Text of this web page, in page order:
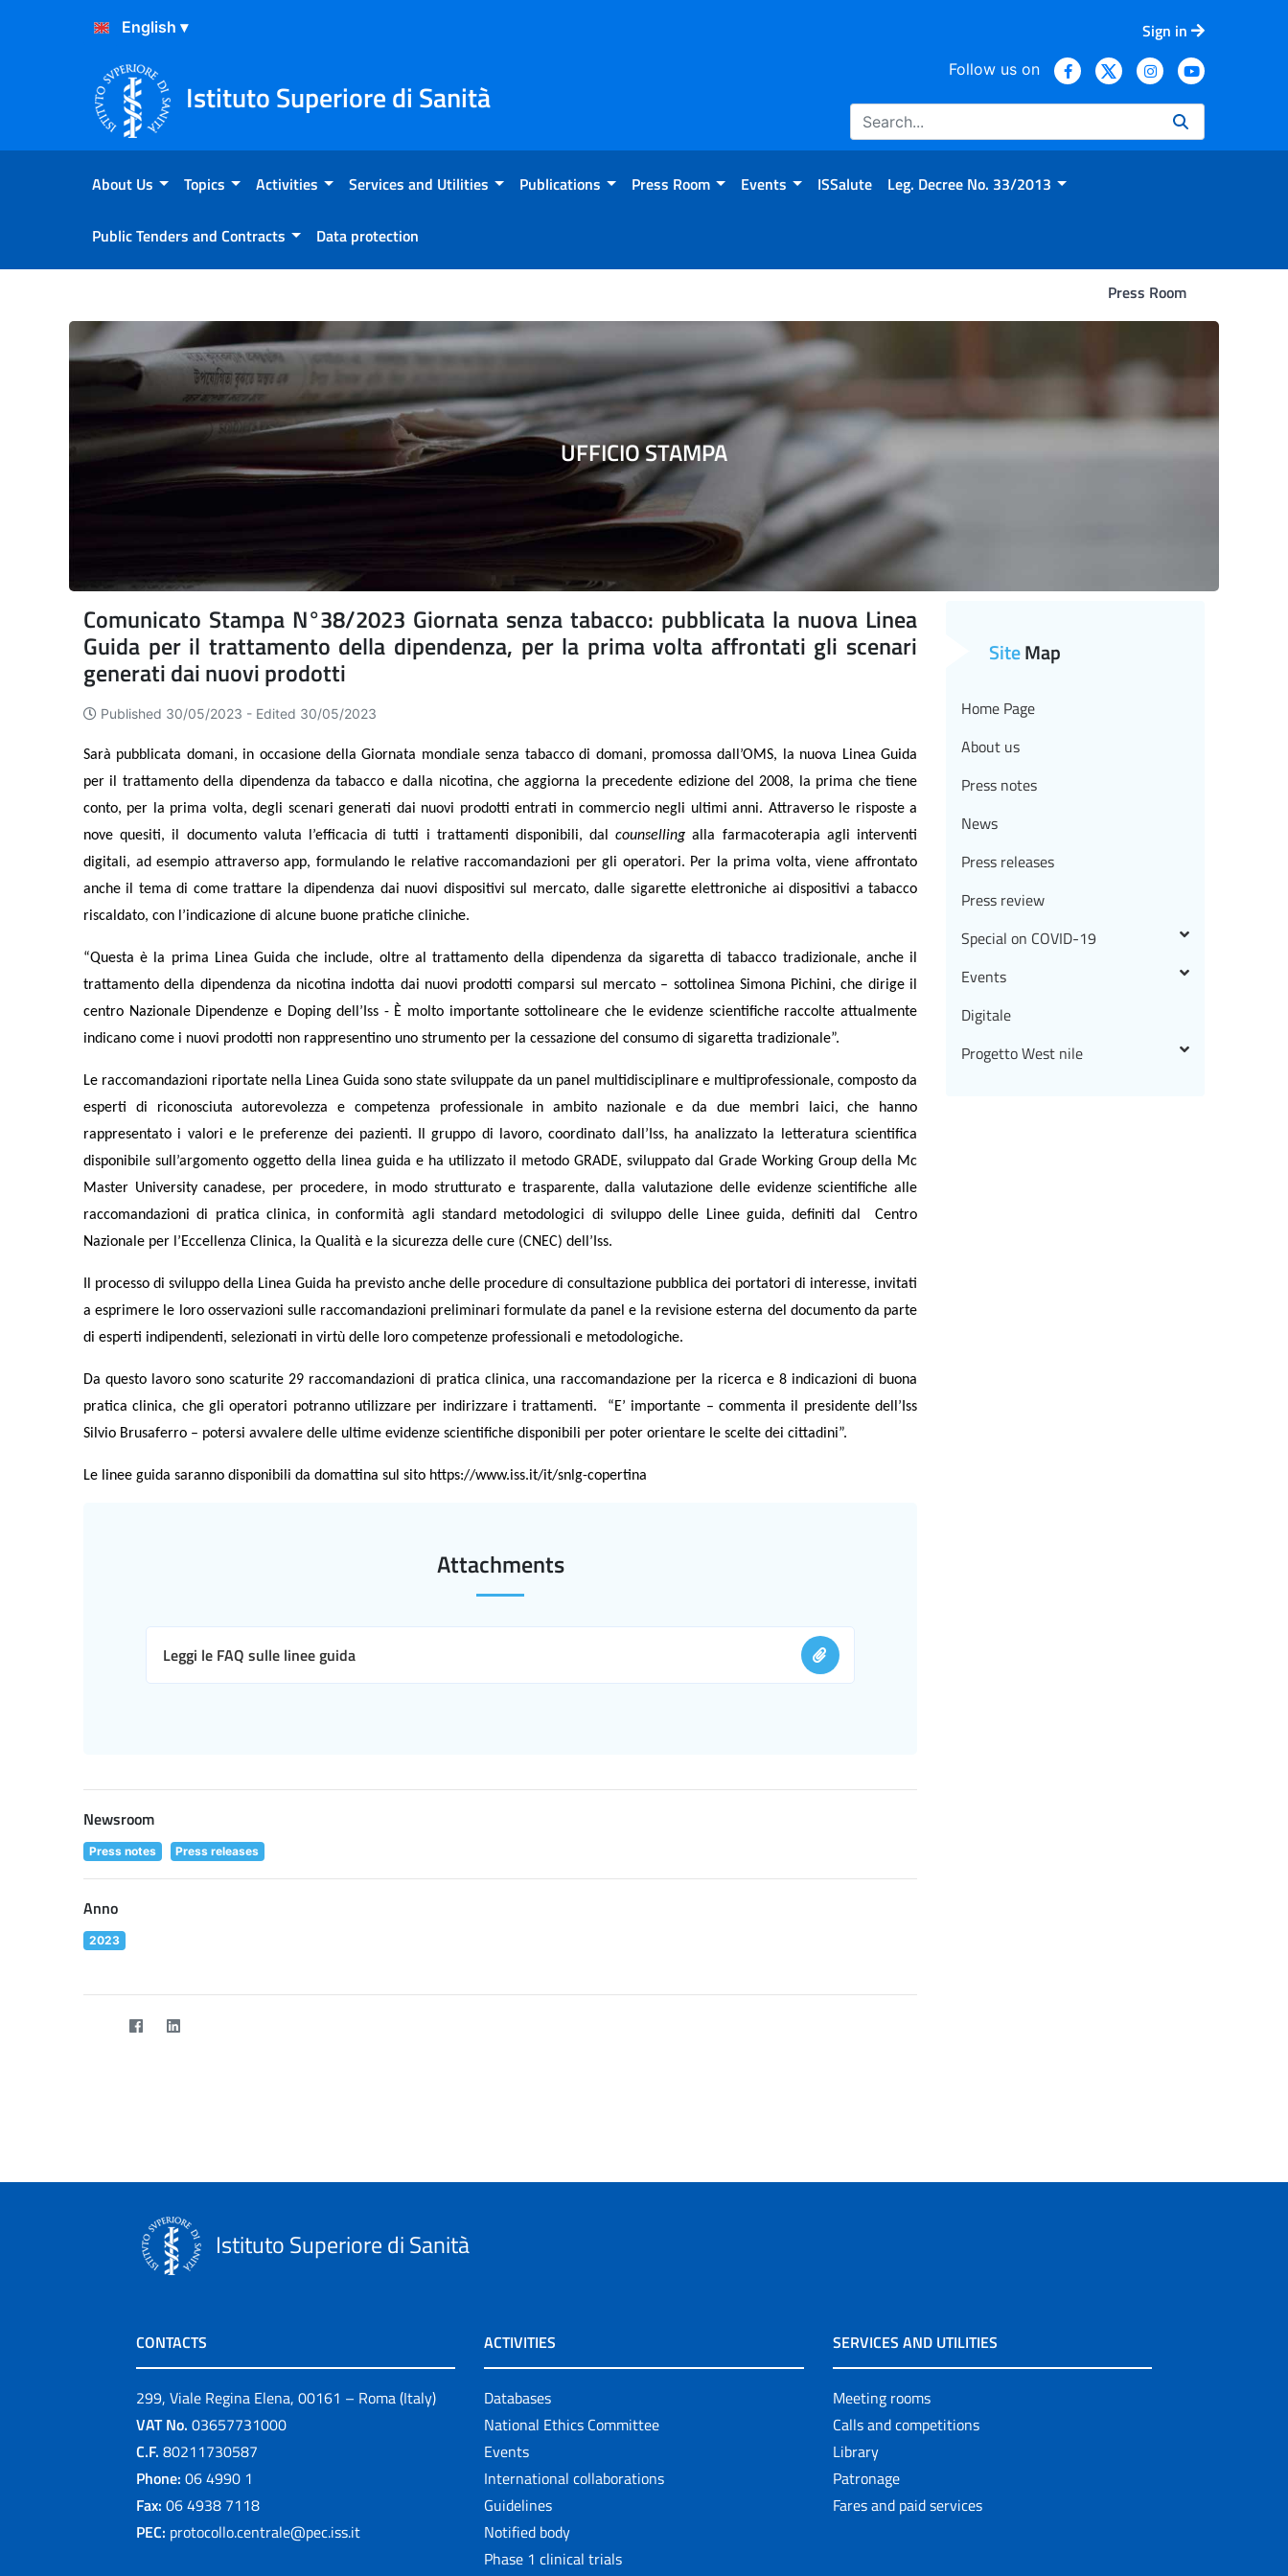
Skip to Content
Skip to Footer
Sign in
Istituto Superiore di Sanità
Follow us on
About Us Topics Activities Services and Utilities Publications Press Room Events ISSalute Leg. Decree No. 33/2013
Public Tenders and Contracts Data protection
Press Room
Comunicato Stampa N°38/2023 Giornata senza tabacco: pubblicata la nuova
UFFICIO STAMPA
Comunicato Stampa N°38/2023 Giornata senza tabacco: pubblicata la nuova Linea
Guida per il trattamento della dipendenza, per la prima volta affrontati gli scenari
generati dai nuovi prodotti
Published 30/05/2023 - Edited 30/05/2023
Sarà pubblicata domani, in occasione della Giornata mondiale senza tabacco di domani, promossa dall’OMS, la nuova Linea Guida
per il trattamento della dipendenza da tabacco e dalla nicotina, che aggiorna la precedente edizione del 2008, la prima che tiene
conto, per la prima volta, degli scenari generati dai nuovi prodotti entrati in commercio negli ultimi anni. Attraverso le risposte a
nove quesiti, il documento valuta l’efficacia di tutti i trattamenti disponibili, dalcounselling alla farmacoterapia agli interventi
digitali, ad esempio attraverso app, formulando le relative raccomandazioni per gli operatori. Per la prima volta, viene affrontato
anche il tema di come trattare la dipendenza dai nuovi dispositivi sul mercato, dalle sigarette elettroniche ai dispositivi a tabacco
riscaldato, con l’indicazione di alcune buone pratiche cliniche.
“Questa è la prima Linea Guida che include, oltre al trattamento della dipendenza da sigaretta di tabacco tradizionale, anche il
trattamento della dipendenza da nicotina indotta dai nuovi prodotti comparsi sul mercato – sottolinea Simona Pichini, che dirige il
centro Nazionale Dipendenze e Doping dell’Iss - È molto importante sottolineare che le evidenze scientifiche raccolte attualmente
indicano come i nuovi prodotti non rappresentino uno strumento per la cessazione del consumo di sigaretta tradizionale”.
Le raccomandazioni riportate nella Linea Guida sono state sviluppate da un panel multidisciplinare e multiprofessionale, composto da
esperti di riconosciuta autorevolezza e competenza professionale in ambito nazionale e da due membri laici, che hanno
rappresentato i valori e le preferenze dei pazienti. Il gruppo di lavoro, coordinato dall’Iss, ha analizzato la letteratura scientifica
disponibile sull’argomento oggetto della linea guida e ha utilizzato il metodo GRADE, sviluppato dal Grade Working Group della Mc
Master University canadese, per procedere, in modo strutturato e trasparente, dalla valutazione delle evidenze scientifiche alle
raccomandazioni di pratica clinica, in conformità agli standard metodologici di sviluppo delle Linee guida, definiti dal Centro
Nazionale per l’Eccellenza Clinica, la Qualità e la sicurezza delle cure (CNEC) dell’Iss.
Il processo di sviluppo della Linea Guida ha previsto anche delle procedure di consultazione pubblica dei portatori di interesse, invitati
a esprimere le loro osservazioni sulle raccomandazioni preliminari formulate da panel e la revisione esterna del documento da parte
di esperti indipendenti, selezionati in virtù delle loro competenze professionali e metodologiche.
Da questo lavoro sono scaturite 29 raccomandazioni di pratica clinica, una raccomandazione per la ricerca e 8 indicazioni di buona
pratica clinica, che gli operatori potranno utilizzare per indirizzare i trattamenti. “E’ importante – commenta il presidente dell’Iss
Silvio Brusaferro – potersi avvalere delle ultime evidenze scientifiche disponibili per poter orientare le scelte dei cittadini”.
Le linee guida saranno disponibili da domattina sul sito https://www.iss.it/it/snlg-copertina
Attachments
Leggi le FAQ sulle linee guida
Newsroom
Press notes Press releases
Anno
2023
SiteMap
Home Page
About us
Press notes
News
Press releases
Press review
Special on COVID-19
Events
Digitale
Progetto West nile
Istituto Superiore di Sanità
CONTACTS
299, Viale Regina Elena, 00161 – Roma (Italy)
VAT No. 03657731000
C.F. 80211730587
Phone: 06 4990 1
Fax: 06 4938 7118
PEC: protocollo.centrale@pec.iss.it
ACTIVITIES
Databases
National Ethics Committee
Events
International collaborations
Guidelines
Notified body
Phase 1 clinical trials
SERVICES AND UTILITIES
Meeting rooms
Calls and competitions
Library
Patronage
Fares and paid services